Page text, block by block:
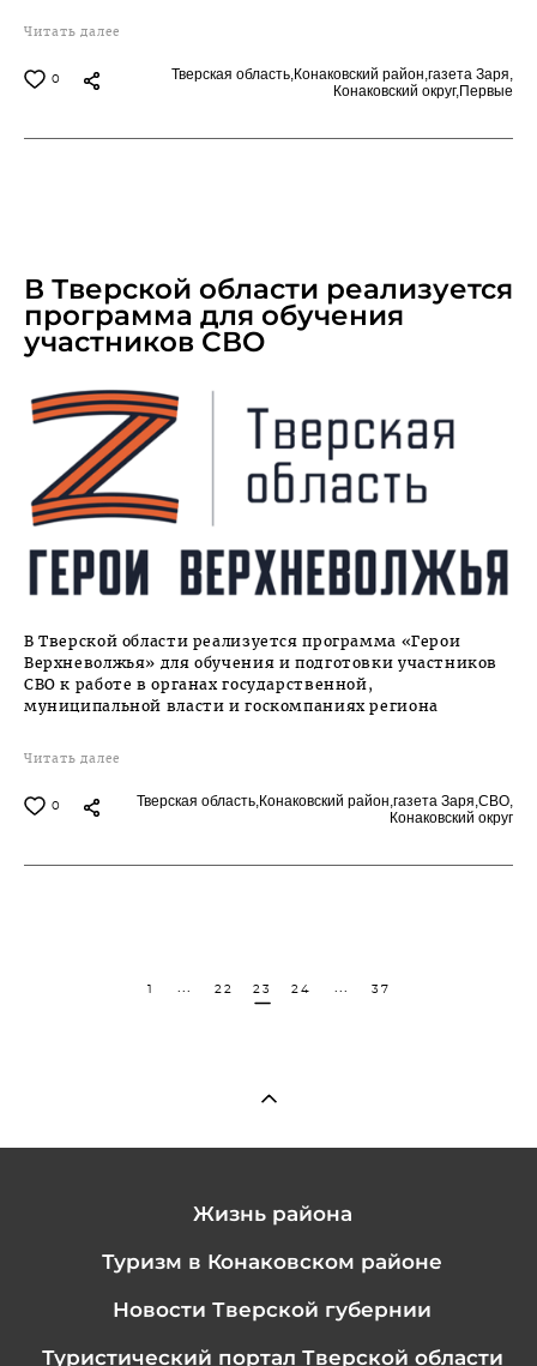
Читать далее
0 Тверская область, Конаковский район, газета Заря,
Конаковский округ, Первые
В Тверской области реализуется
программа для обучения
участников СВО
В Тверской области реализуется программа «Герои
Верхневолжья» для обучения и подготовки участников
СВО к работе в органах государственной,
муниципальной власти и госкомпаниях региона
Читать далее
0 Тверская область, Конаковский район, газета Заря, СВО,
Конаковский округ
1 22 23 24 37
Жизнь района
Туризм в Конаковском районе
Новости Тверской губернии
Туристический портал Тверской области